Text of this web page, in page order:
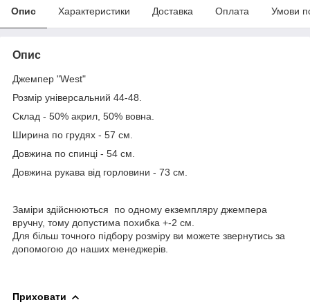
Опис Характеристики Доставка Оплата Умови
Опис
Джемпер "West"
Розмір універсальний 44-48.
Склад - 50% акрил, 50% вовна.
Ширина по грудях - 57 см.
Довжина по спинці - 54 см.
Довжина рукава від горловини - 73 см.
Заміри здійснюються по одному екземпляру джемпера
вручну, тому допустима похибка +-2 см.
Для більш точного підбору розміру ви можете звернутись за
допомогою до наших менеджерів.
Приховати